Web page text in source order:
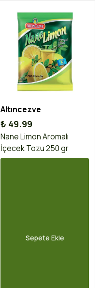
Altıncezve
₺ 49.99
Nane Limon Aromalı
İçecek Tozu 250 gr
Sepete Ekle